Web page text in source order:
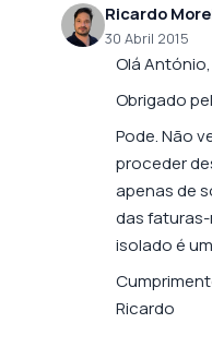
Ricardo
30 Abril 2015
Olá António,
Obrigado
Pode. Não
proceder
apenas de
das
isolado é
Ricardo